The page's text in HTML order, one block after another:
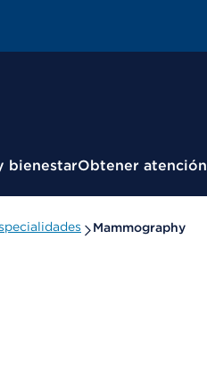
bienestarObtener atención
Mammography